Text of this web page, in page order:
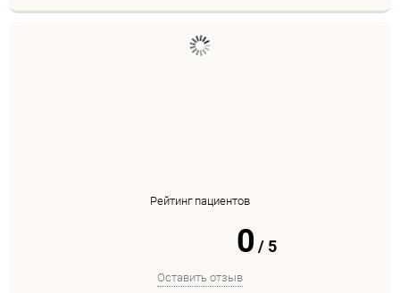
Рейтинг пациентов
0 / 5
Оставить отзыв